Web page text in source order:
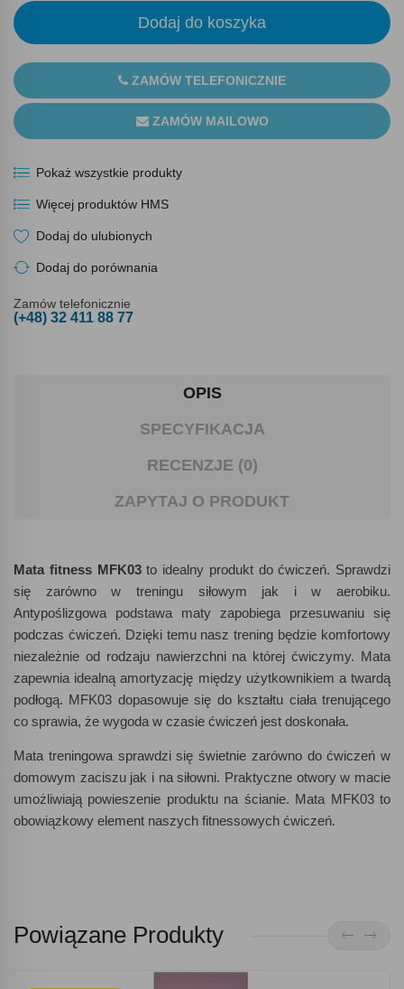
Dodaj do koszyka
ZAMÓW TELEFONICZNIE
ZAMÓW MAILOWO
Pokaż wszystkie produkty
Więcej produktów HMS
Dodaj do ulubionych
Dodaj do porównania
Zamów telefonicznie
(+48) 32 411 88 77
OPIS
SPECYFIKACJA
RECENZJE (0)
ZAPYTAJ O PRODUKT
Mata fitness MFK03to idealny produkt do ćwiczeń. Sprawdzi
się zarówno w treningu siłowym jak i w aerobiku.
Antypoślizgowa podstawa maty zapobiega przesuwaniu się
podczas ćwiczeń. Dzięki temu nasz trening będzie komfortowy
niezależnie od rodzaju nawierzchni na której ćwiczymy. Mata
zapewnia idealną amortyzację między użytkownikiem a twardą
podłogą. MFK03 dopasowuje się do kształtu ciała trenującego
co sprawia, że wygoda w czasie ćwiczeń jest doskonała.
Mata treningowa sprawdzi się świetnie zarówno do ćwiczeń w
domowym zaciszu jak i na siłowni. Praktyczne otwory w macie
umożliwiają powieszenie produktu na ścianie. Mata MFK03 to
obowiązkowy element naszych fitnessowych ćwiczeń.
Powiązane Produkty